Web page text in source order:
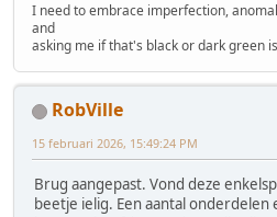
I need to embrace imperfection,
and
asking me if that's black or dark green
RobVille
15 februari 2026, 15:49:24 PM
Brug aangepast. Vond deze
beetje ielig. Een aantal onderdelen